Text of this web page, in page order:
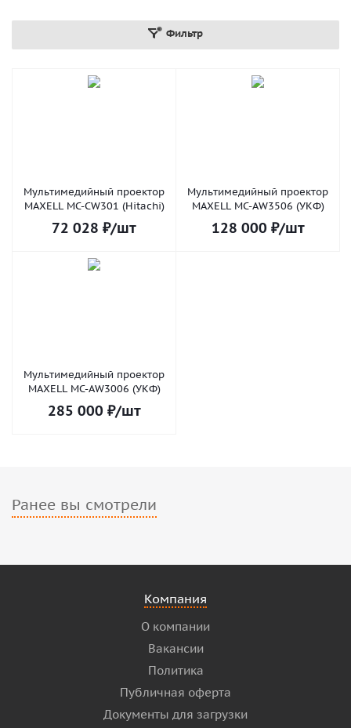
Фильтр
Мультимедийный проектор
MAXELL MC-CW301 (Hitachi)
72 028 ₽/шт
Мультимедийный проектор
MAXELL MC-AW3506 (УКФ)
128 000 ₽/шт
Мультимедийный проектор
MAXELL MC-AW3006 (УКФ)
285 000 ₽/шт
Ранее вы смотрели
Компания
О компании
Вакансии
Политика
Публичная оферта
Документы для загрузки